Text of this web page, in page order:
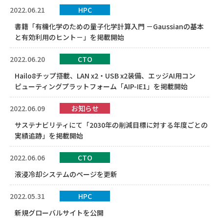
2022.06.21
HPC
書籍「有機化学のための量子化学計算入門 －Gaussianの基本
と有効利用のヒント－」を掲載開始
2022.06.20
CTO
Hailo8チップ搭載、LAN x2・USB x2装備、エッジAI用コン
ピューティングプラットフォーム「AIP-IE1」を掲載開始
2022.06.09
お知らせ
サステナビリティにて「2030年の削減目標に対する年度ごとの
実績追跡」を掲載開始
2022.06.06
CTO
液浸冷却システムのページを更新
2022.05.31
HPC
新規グローバルサイトを公開